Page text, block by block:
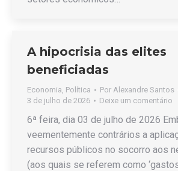
A hipocrisia das elites
beneficiadas
Economia, Política Por Alexandre Santos
3 de julho de 2026
Deixe um comentário
6ª feira, dia 03 de julho de 2026
veementemente contrários a
recursos públicos no socorro aos
(aos quais se referem como